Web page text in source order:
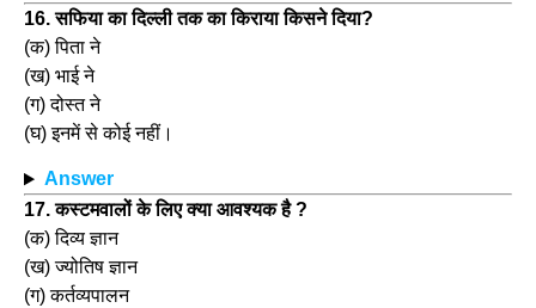
16. सफिया का दिल्ली तक का किराया किसने दिया?
(क) पिता ने
(ख) भाई ने
(ग) दोस्त ने
(घ) इनमें से कोई नहीं।
Answer
17. कस्टमवालों के लिए क्या आवश्यक है ?
(क) दिव्य ज्ञान
(ख) ज्योतिष ज्ञान
(ग) कर्तव्यपालन